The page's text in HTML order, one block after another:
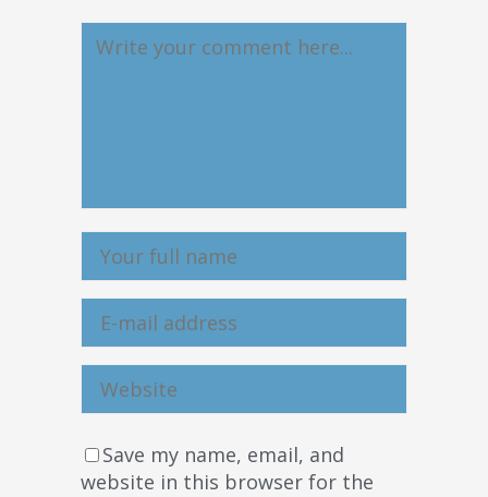
Save my name, email, and
website in this browser for the